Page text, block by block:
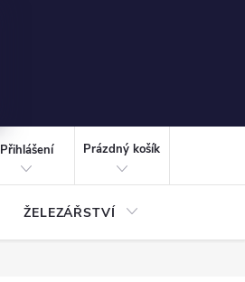
Přihlášení
KOŠÍK
Prázdný košík
ŽELEZÁŘSTVÍ